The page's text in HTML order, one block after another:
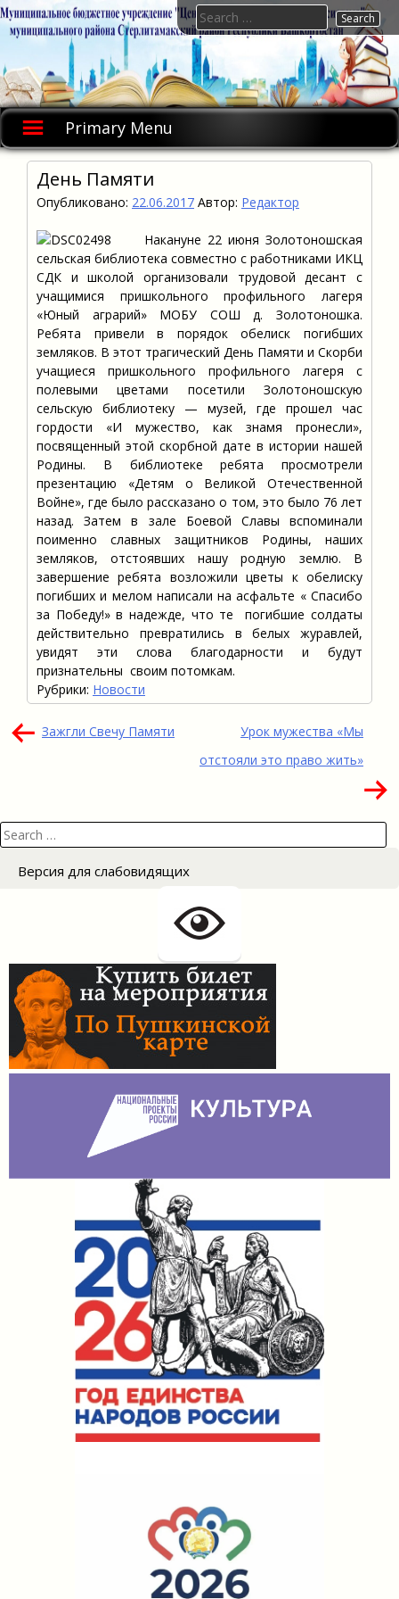
Skip
to
Primary Menu
Search
for:
День Памяти
Опубликовано: 22.06.2017 Автор: Редактор
Накануне 22 июня Золотоношская
сельская библиотека совместно с работниками ИКЦ
СДК и школой организовали трудовой десант с
учащимися пришкольного профильного лагеря
«Юный аграрий» МОБУ СОШ д. Золотоношка.
Ребята привели в порядок обелиск погибших
земляков. В этот трагический День Памяти и Скорби
учащиеся пришкольного профильного лагеря с
полевыми цветами посетили Золотоношскую
сельскую библиотеку — музей, где прошел час
гордости «И мужество, как знамя пронесли»,
посвященный этой скорбной дате в истории нашей
Родины. В библиотеке ребята просмотрели
презентацию «Детям о Великой Отечественной
Войне», где было рассказано о том, это было 76 лет
назад. Затем в зале Боевой Славы вспоминали
поименно славных защитников Родины, наших
земляков, отстоявших нашу родную землю. В
завершение ребята возложили цветы к обелиску
погибших и мелом написали на асфальте « Спасибо
за Победу!» в надежде, что те погибшие солдаты
действительно превратились в белых журавлей,
увидят эти слова благодарности и будут
признательны своим потомкам.
Рубрики: Новости
Навигация
Зажгли Свечу Памяти
Урок мужества «Мы
отстояли это право жить»
Search
for:
Версия для слабовидящих